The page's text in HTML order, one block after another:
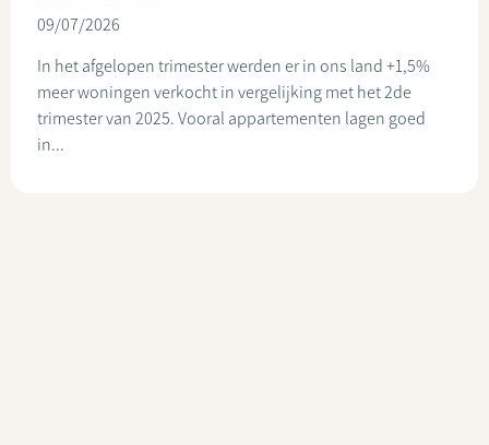
09/07/2026
In het afgelopen trimester werden er in ons land +1,5%
meer woningen verkocht in vergelijking met het 2de
trimester van 2025. Vooral appartementen lagen goed
in...